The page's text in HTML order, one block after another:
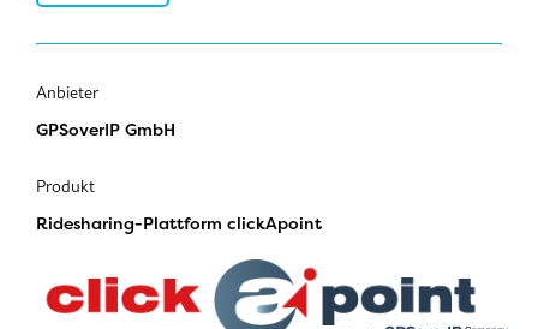
Anbieter
GPSoverIP GmbH
Produkt
Ridesharing-Plattform clickApoint